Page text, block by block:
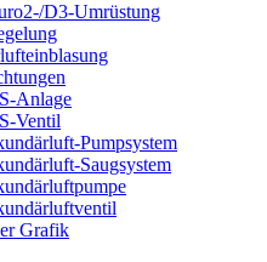
D3-Umrüstung
Anlage
Ventil
Pumpsystem
Saugsystem
Grafik